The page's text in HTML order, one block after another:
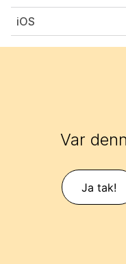
iOS
Var
Ja tak!